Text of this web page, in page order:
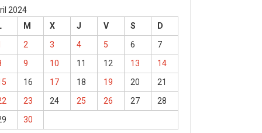
2024
M X J V S
D
2 3 4 5 6
7
9 10 11 12 13
14
16 17 18 19 20
21
23 24 25 26 27
28
30